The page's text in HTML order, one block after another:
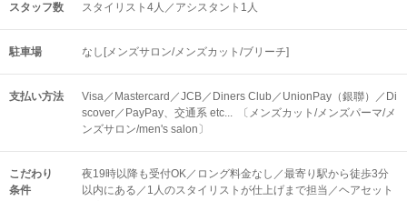
スタッフ数 スタイリスト4人／アシスタント1人
駐車場 なし[メンズサロン/メンズカット/ブリーチ]
支払い方法
Visa／Mastercard／JCB／Diners Club／UnionPay（銀聯）／Di
scover／PayPay、交通系 etc... 〔メンズカット/メンズパーマ/メ
ンズサロン/men's salon〕
こだわり
条件
夜19時以降も受付OK／ロング料金なし／最寄り駅から徒歩3分
以内にある／1人のスタイリストが仕上げまで担当／ヘアセット